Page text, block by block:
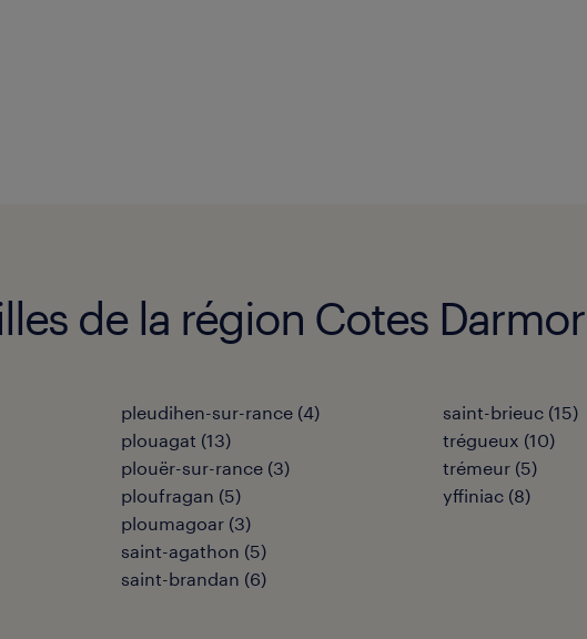
de la région Cotes Darmor
pleudihen-sur-rance (4)
plouagat (13)
plouër-sur-rance (3)
ploufragan (5)
ploumagoar (3)
saint-agathon (5)
saint-brandan (6)
saint-brieuc (15)
trégueux (10)
trémeur (5)
yffiniac (8)